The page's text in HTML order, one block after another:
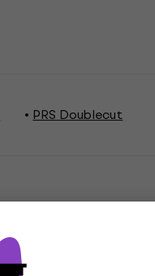
PRS Doublecut